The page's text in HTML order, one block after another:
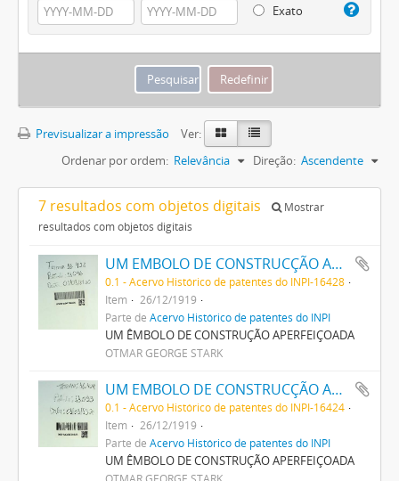
Exato
Previsualizar a impressão
Ver:
Ordenar por ordem: Relevância Direção: Ascendente
7 resultados com objetos digitais
Mostrar
resultados com objetos digitais
UM EMBOLO DE CONSTRUCÇÃO APERFEIÇOADA
0.1 - Acervo Histórico de patentes do INPI-16428
Item
26/12/1919
Parte de Acervo Histórico de patentes do INPI
UM ÊMBOLO DE CONSTRUÇÃO APERFEIÇOADA
OTMAR GEORGE STARK
UM EMBOLO DE CONSTRUCÇÃO APERFEIÇOADA
0.1 - Acervo Histórico de patentes do INPI-16424
Item
26/12/1919
Parte de Acervo Histórico de patentes do INPI
UM ÊMBOLO DE CONSTRUÇÃO APERFEIÇOADA